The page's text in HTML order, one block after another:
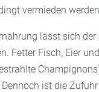
vermieden
lässt sich der
Fetter Fisch, Eier
ist die